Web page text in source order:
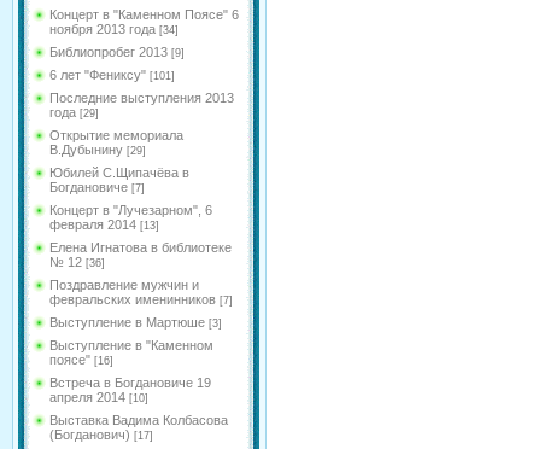
Концерт в "Каменном Поясе" 6
ноября 2013 года [34]
Библиопробег 2013 [9]
6 лет "Фениксу" [101]
Последние выступления 2013
года [29]
Открытие мемориала
В.Дубынину [29]
Юбилей С.Щипачёва в
Богдановиче [7]
Концерт в "Лучезарном", 6
февраля 2014 [13]
Елена Игнатова в библиотеке
№ 12 [36]
Поздравление мужчин и
февральских именинников [7]
Выступление в Мартюше [3]
Выступление в "Каменном
поясе" [16]
Встреча в Богдановиче 19
апреля 2014 [10]
Выставка Вадима Колбасова
(Богданович) [17]